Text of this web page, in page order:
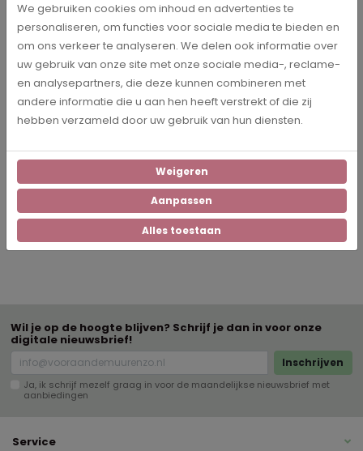
Elegantie
De lijntekeningen zijn, net als demoderne prints, minimalistisch.
Het verschil zit hem echter in de dikte van de gebruikte lijnen.
Tuinposters met lijntekeningen maken gebruik van zeer dunne
lijnen wat zorgt voor een elegante uitstraling.
Diverse maten
Alle tuinposters zijn verkrijgbaar in verschillende maten. Zo zijn
alle designs liggend of staand te bestellen. Verder kun je er ook
voor kiezen om je eigen foto af te laten drukken als tuinposter.
Neem in dat geval voor verdere informatiecontactop met onze
Wil je op de hoogte blijven? Schrijf je dan in voor onze
digitale nieuwsbrief!
Inschrijven
Ja, ik schrijf mezelf graag in voor de maandelijkse nieuwsbrief met
aanbiedingen
Service
We gebruiken cookies om inhoud en advertenties te
personaliseren, om functies voor sociale media te bieden en
om ons verkeer te analyseren. We delen ook informatie over
uw gebruik van onze site met onze sociale media-, reclame-
en analysepartners, die deze kunnen combineren met
andere informatie die u aan hen heeft verstrekt of die zij
hebben verzameld door uw gebruik van hun diensten.
Weigeren
Aanpassen
Alles toestaan